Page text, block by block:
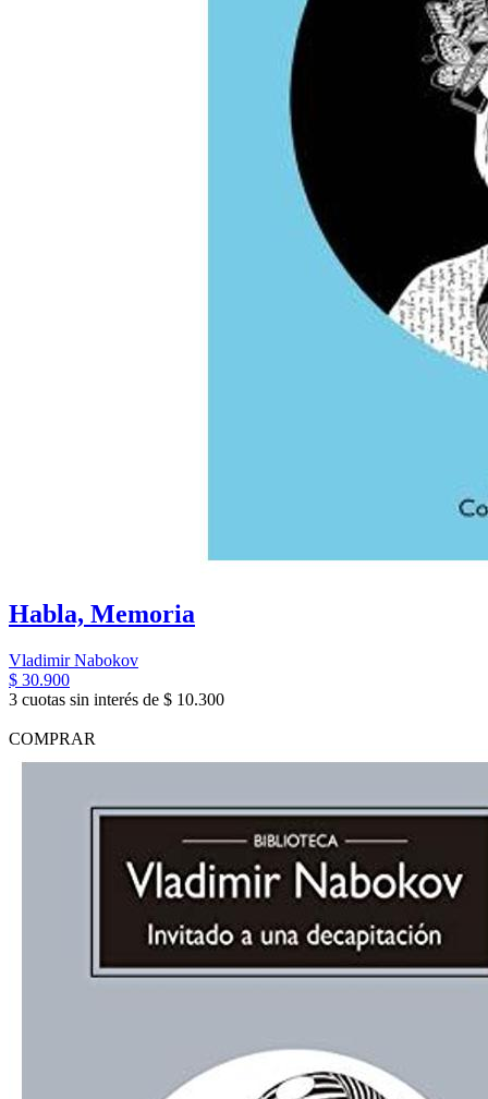
Habla, Memoria
Vladimir Nabokov
$ 30.900
3 cuotas sin interés de $ 10.300
COMPRAR